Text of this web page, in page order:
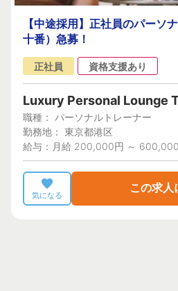
【中途採用】正社員のパーソ
十番）急募！
正社員 資格支援あり
Luxury Personal Lounge
職種： パーソナルトレーナー
勤務地： 東京都港区
給与：月給 200,000円 ～
気になる
この求人